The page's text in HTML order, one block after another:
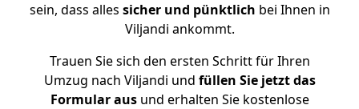
sein, dass alles sicher und pünktlich bei Ihnen in
Viljandi ankommt.
Trauen Sie sich den ersten Schritt für Ihren
Umzug nach Viljandi und füllen Sie jetzt das
Formular ausund erhalten Sie kostenlose